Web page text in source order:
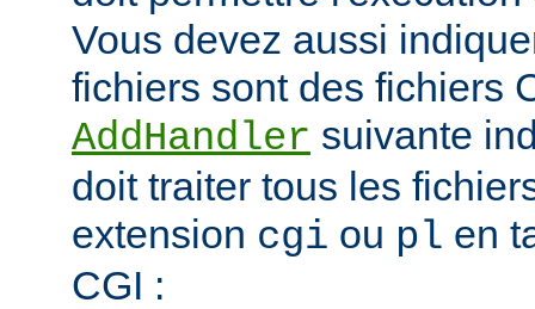
Vous devez aussi
fichiers sont des fichiers
AddHandler suivante
doit traiter tous les
extension cgi ou pl en
CGI :